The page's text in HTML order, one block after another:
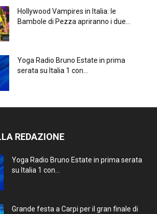
Hollywood Vampires in Italia: le
Bambole di Pezza apriranno i due...
Yoga Radio Bruno Estate in prima
serata su Italia 1 con...
REDAZIONE
Yoga Radio Bruno Estate in prima serata
su Italia 1 con...
Grande festa a Carpi per il gran finale di